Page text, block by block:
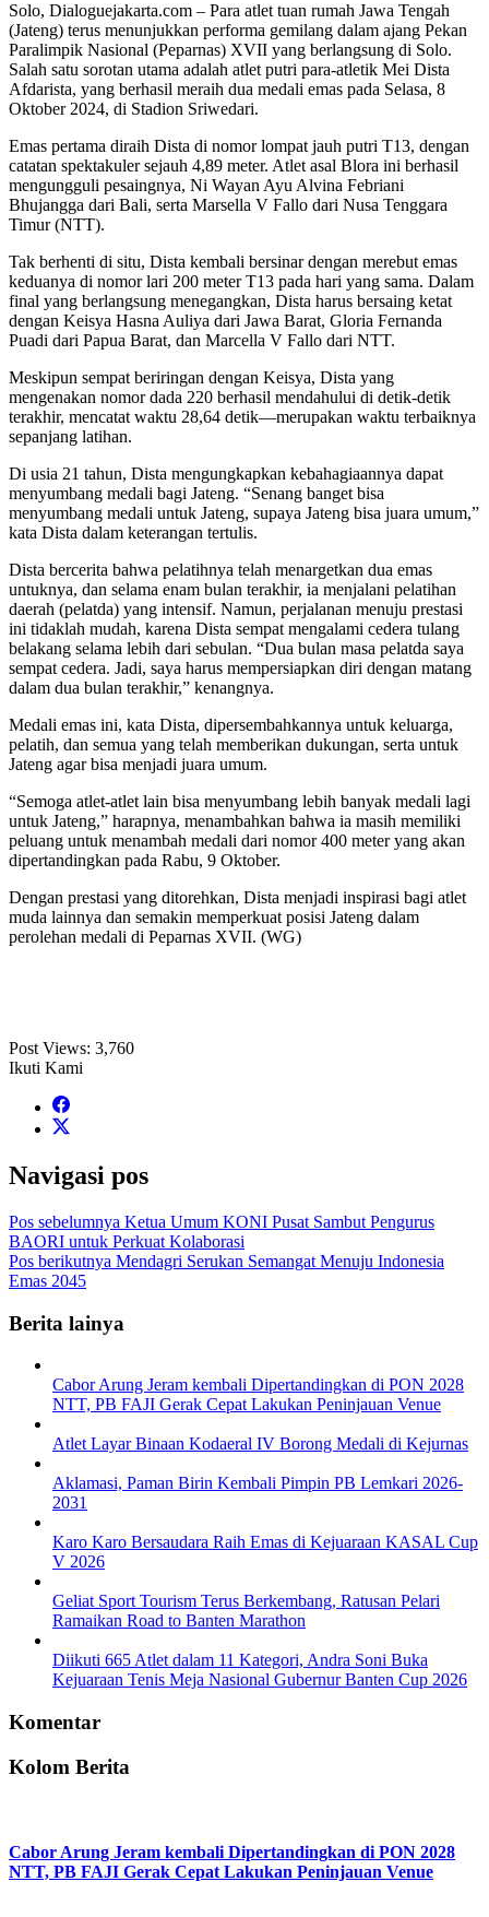
Solo, Dialoguejakarta.com – Para atlet tuan rumah Jawa Tengah
(Jateng) terus menunjukkan performa gemilang dalam ajang Pekan
Paralimpik Nasional (Peparnas) XVII yang berlangsung di Solo.
Salah satu sorotan utama adalah atlet putri para-atletik Mei Dista
Afdarista, yang berhasil meraih dua medali emas pada Selasa, 8
Oktober 2024, di Stadion Sriwedari.
Emas pertama diraih Dista di nomor lompat jauh putri T13, dengan
catatan spektakuler sejauh 4,89 meter. Atlet asal Blora ini berhasil
mengungguli pesaingnya, Ni Wayan Ayu Alvina Febriani
Bhujangga dari Bali, serta Marsella V Fallo dari Nusa Tenggara
Timur (NTT).
Tak berhenti di situ, Dista kembali bersinar dengan merebut emas
keduanya di nomor lari 200 meter T13 pada hari yang sama. Dalam
final yang berlangsung menegangkan, Dista harus bersaing ketat
dengan Keisya Hasna Auliya dari Jawa Barat, Gloria Fernanda
Puadi dari Papua Barat, dan Marcella V Fallo dari NTT.
Meskipun sempat beriringan dengan Keisya, Dista yang
mengenakan nomor dada 220 berhasil mendahului di detik-detik
terakhir, mencatat waktu 28,64 detik—merupakan waktu terbaiknya
sepanjang latihan.
Di usia 21 tahun, Dista mengungkapkan kebahagiaannya dapat
menyumbang medali bagi Jateng. “Senang banget bisa
menyumbang medali untuk Jateng, supaya Jateng bisa juara umum,”
kata Dista dalam keterangan tertulis.
Dista bercerita bahwa pelatihnya telah menargetkan dua emas
untuknya, dan selama enam bulan terakhir, ia menjalani pelatihan
daerah (pelatda) yang intensif. Namun, perjalanan menuju prestasi
ini tidaklah mudah, karena Dista sempat mengalami cedera tulang
belakang selama lebih dari sebulan. “Dua bulan masa pelatda saya
sempat cedera. Jadi, saya harus mempersiapkan diri dengan matang
dalam dua bulan terakhir,” kenangnya.
Medali emas ini, kata Dista, dipersembahkannya untuk keluarga,
pelatih, dan semua yang telah memberikan dukungan, serta untuk
Jateng agar bisa menjadi juara umum.
“Semoga atlet-atlet lain bisa menyumbang lebih banyak medali lagi
untuk Jateng,” harapnya, menambahkan bahwa ia masih memiliki
peluang untuk menambah medali dari nomor 400 meter yang akan
dipertandingkan pada Rabu, 9 Oktober.
Dengan prestasi yang ditorehkan, Dista menjadi inspirasi bagi atlet
muda lainnya dan semakin memperkuat posisi Jateng dalam
perolehan medali di Peparnas XVII. (WG)
Post Views: 3,760
Ikuti Kami
Navigasi pos
Pos sebelumnya Ketua Umum KONI Pusat Sambut Pengurus
BAORI untuk Perkuat Kolaborasi
Pos berikutnya Mendagri Serukan Semangat Menuju Indonesia
Emas 2045
Berita lainya
Cabor Arung Jeram kembali Dipertandingkan di PON 2028
NTT, PB FAJI Gerak Cepat Lakukan Peninjauan Venue
Atlet Layar Binaan Kodaeral IV Borong Medali di Kejurnas
Aklamasi, Paman Birin Kembali Pimpin PB Lemkari 2026-
2031
Karo Karo Bersaudara Raih Emas di Kejuaraan KASAL Cup
V 2026
Geliat Sport Tourism Terus Berkembang, Ratusan Pelari
Ramaikan Road to Banten Marathon
Diikuti 665 Atlet dalam 11 Kategori, Andra Soni Buka
Kejuaraan Tenis Meja Nasional Gubernur Banten Cup 2026
Komentar
Kolom Berita
Cabor Arung Jeram kembali Dipertandingkan di PON 2028
NTT, PB FAJI Gerak Cepat Lakukan Peninjauan Venue